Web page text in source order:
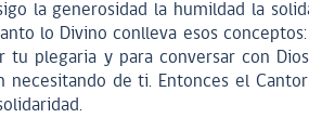
la generosidad la humildad la
lo Divino conlleva esos
plegaria y para conversar con
necesitando de ti. Entonces el